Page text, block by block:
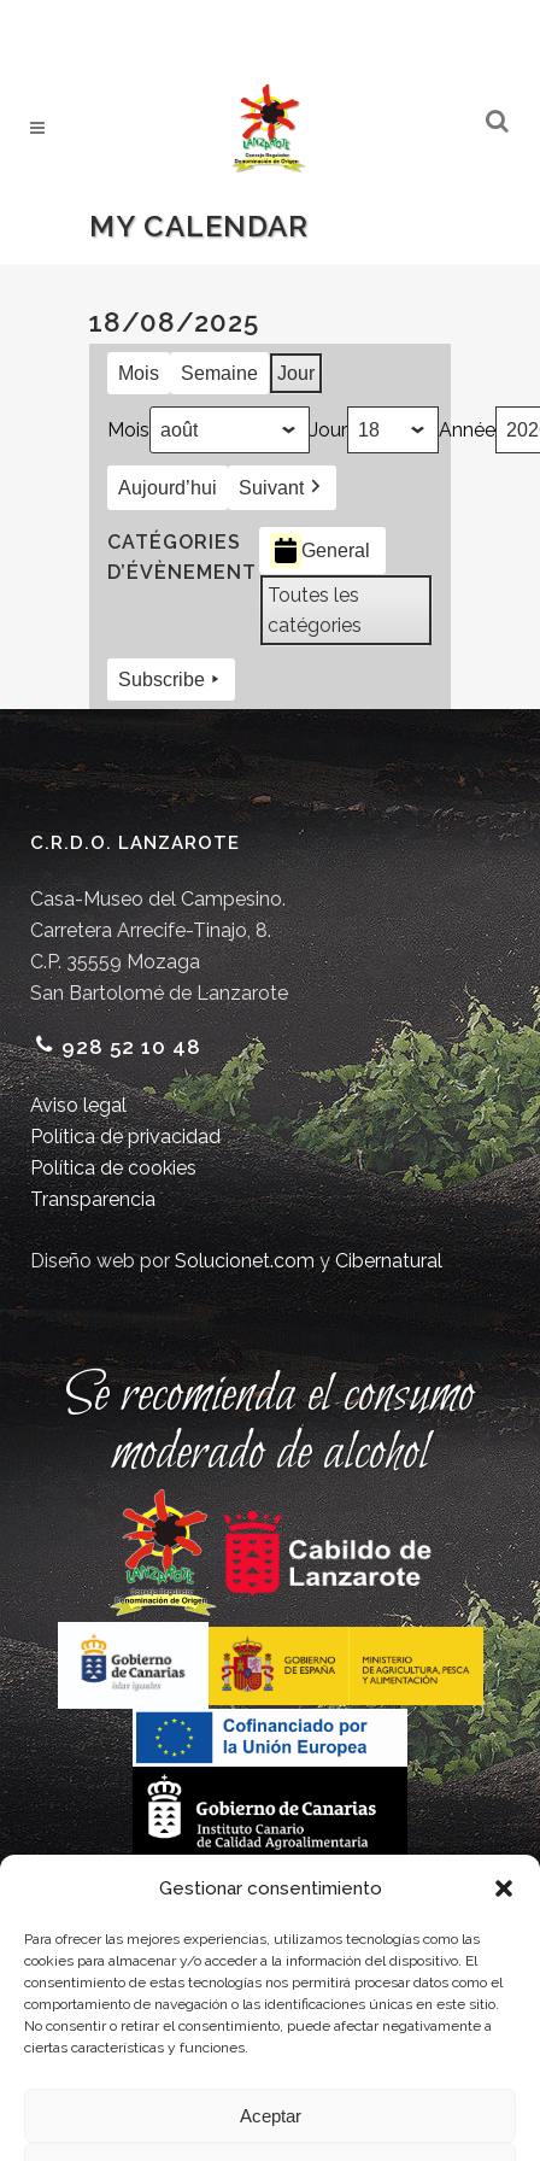
Gestionar consentimiento
Para ofrecer las mejores experiencias, utilizamos tecnologías como las
cookies para almacenar y/o acceder a la información del dispositivo. El
consentimiento de estas tecnologías nos permitirá procesar datos como el
comportamiento de navegación o las identificaciones únicas en este sitio.
No consentir o retirar el consentimiento, puede afectar negativamente a
ciertas características y funciones.
Aceptar
MY CALENDAR
18/08/2025
Mois Semaine Jour
Mois Jour Année
Aujourd’hui Suivant
CATÉGORIES
D’ÉVÈNEMENT
General
Toutes les
catégories
Subscribe
C.R.D.O. LANZAROTE
Casa-Museo del Campesino.
Carretera Arrecife-Tinajo, 8.
C.P. 35559 Mozaga
San Bartolomé de Lanzarote
928 52 10 48
Aviso legal
Política de privacidad
Política de cookies
Transparencia
Diseño web porSolucionet.comyCibernatural
Se recomienda el consumo
moderado de alcohol
La gestión de la DOP Lanzarote realizada por este Consejo Regulador es financiada,
con fondos provenientes del presupuesto de gastos del Instituto Canario de
Calidad Agroalimentaria